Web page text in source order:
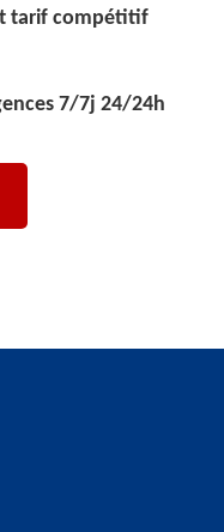
tarif compétitif
7/7j 24/24h